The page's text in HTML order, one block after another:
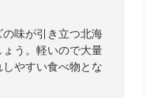
味が引き立つ北海
う。軽いので大量
やすい食べ物とな